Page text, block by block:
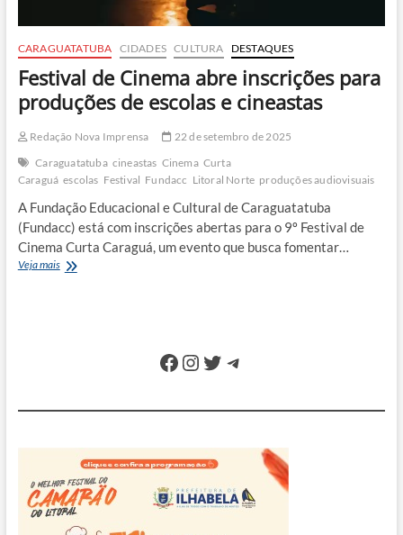
CARAGUATATUBA CIDADES CULTURA DESTAQUES
Festival de Cinema abre inscrições para
produções de escolas e cineastas
Redação Nova Imprensa
22 de setembro de 2025
Caraguatatuba cineastas Cinema Curta
Caraguá escolas Festival Fundacc Litoral Norte produções audiovisuais
A Fundação Educacional e Cultural de Caraguatatuba
(Fundacc) está com inscrições abertas para o 9º Festival de
Cinema Curta Caraguá, um evento que busca fomentar…
Veja maisFestival
e
Facebook
Instagram
Twitter
Telegram